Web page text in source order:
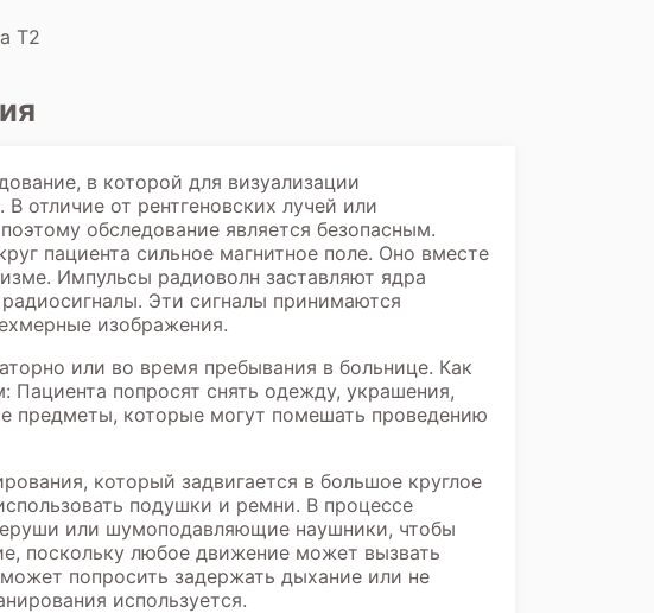
Т2
в которой для визуализации
отличие от рентгеновских лучей или
обследование является безопасным.
пациента сильное магнитное поле. Оно вместе
Импульсы радиоволн заставляют ядра
Эти сигналы принимаются
изображения.
или во время пребывания в больнице. Как
попросят снять одежду, украшения,
предметы, которые могут помешать проведению
который задвигается в большое круглое
подушки и ремни. В процессе
или шумоподавляющие наушники, чтобы
поскольку любое движение может вызвать
попросить задержать дыхание или не
используется.